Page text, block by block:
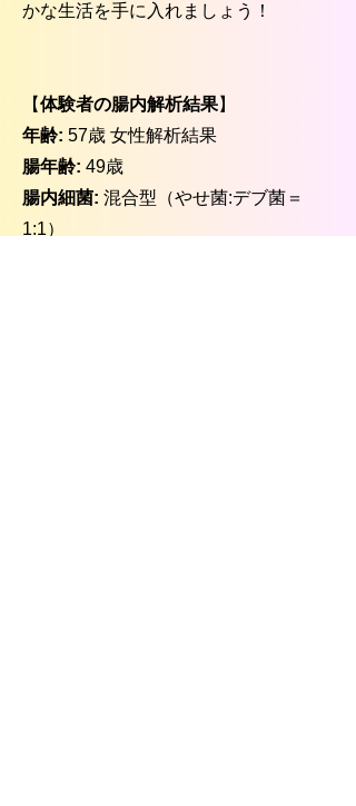
かな生活を手に入れましょう！
【体験者の腸内解析結果】
年齢: 57歳 女性解析結果
腸年齢: 49歳
腸内細菌: 混合型（やせ菌:デブ菌＝
1:1）